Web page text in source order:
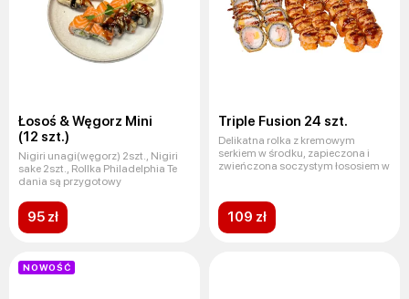
Łosoś & Węgorz Mini
(12 szt.)
Nigiri unagi(węgorz) 2szt., Nigiri
sake 2szt., Rollka Philadelphia Te
dania są przygotowy
95 zł
Triple Fusion 24 szt.
Delikatna rolka z kremowym
serkiem w środku, zapieczona i
zwieńczona soczystym łososiem w
109 zł
NOWOŚĆ